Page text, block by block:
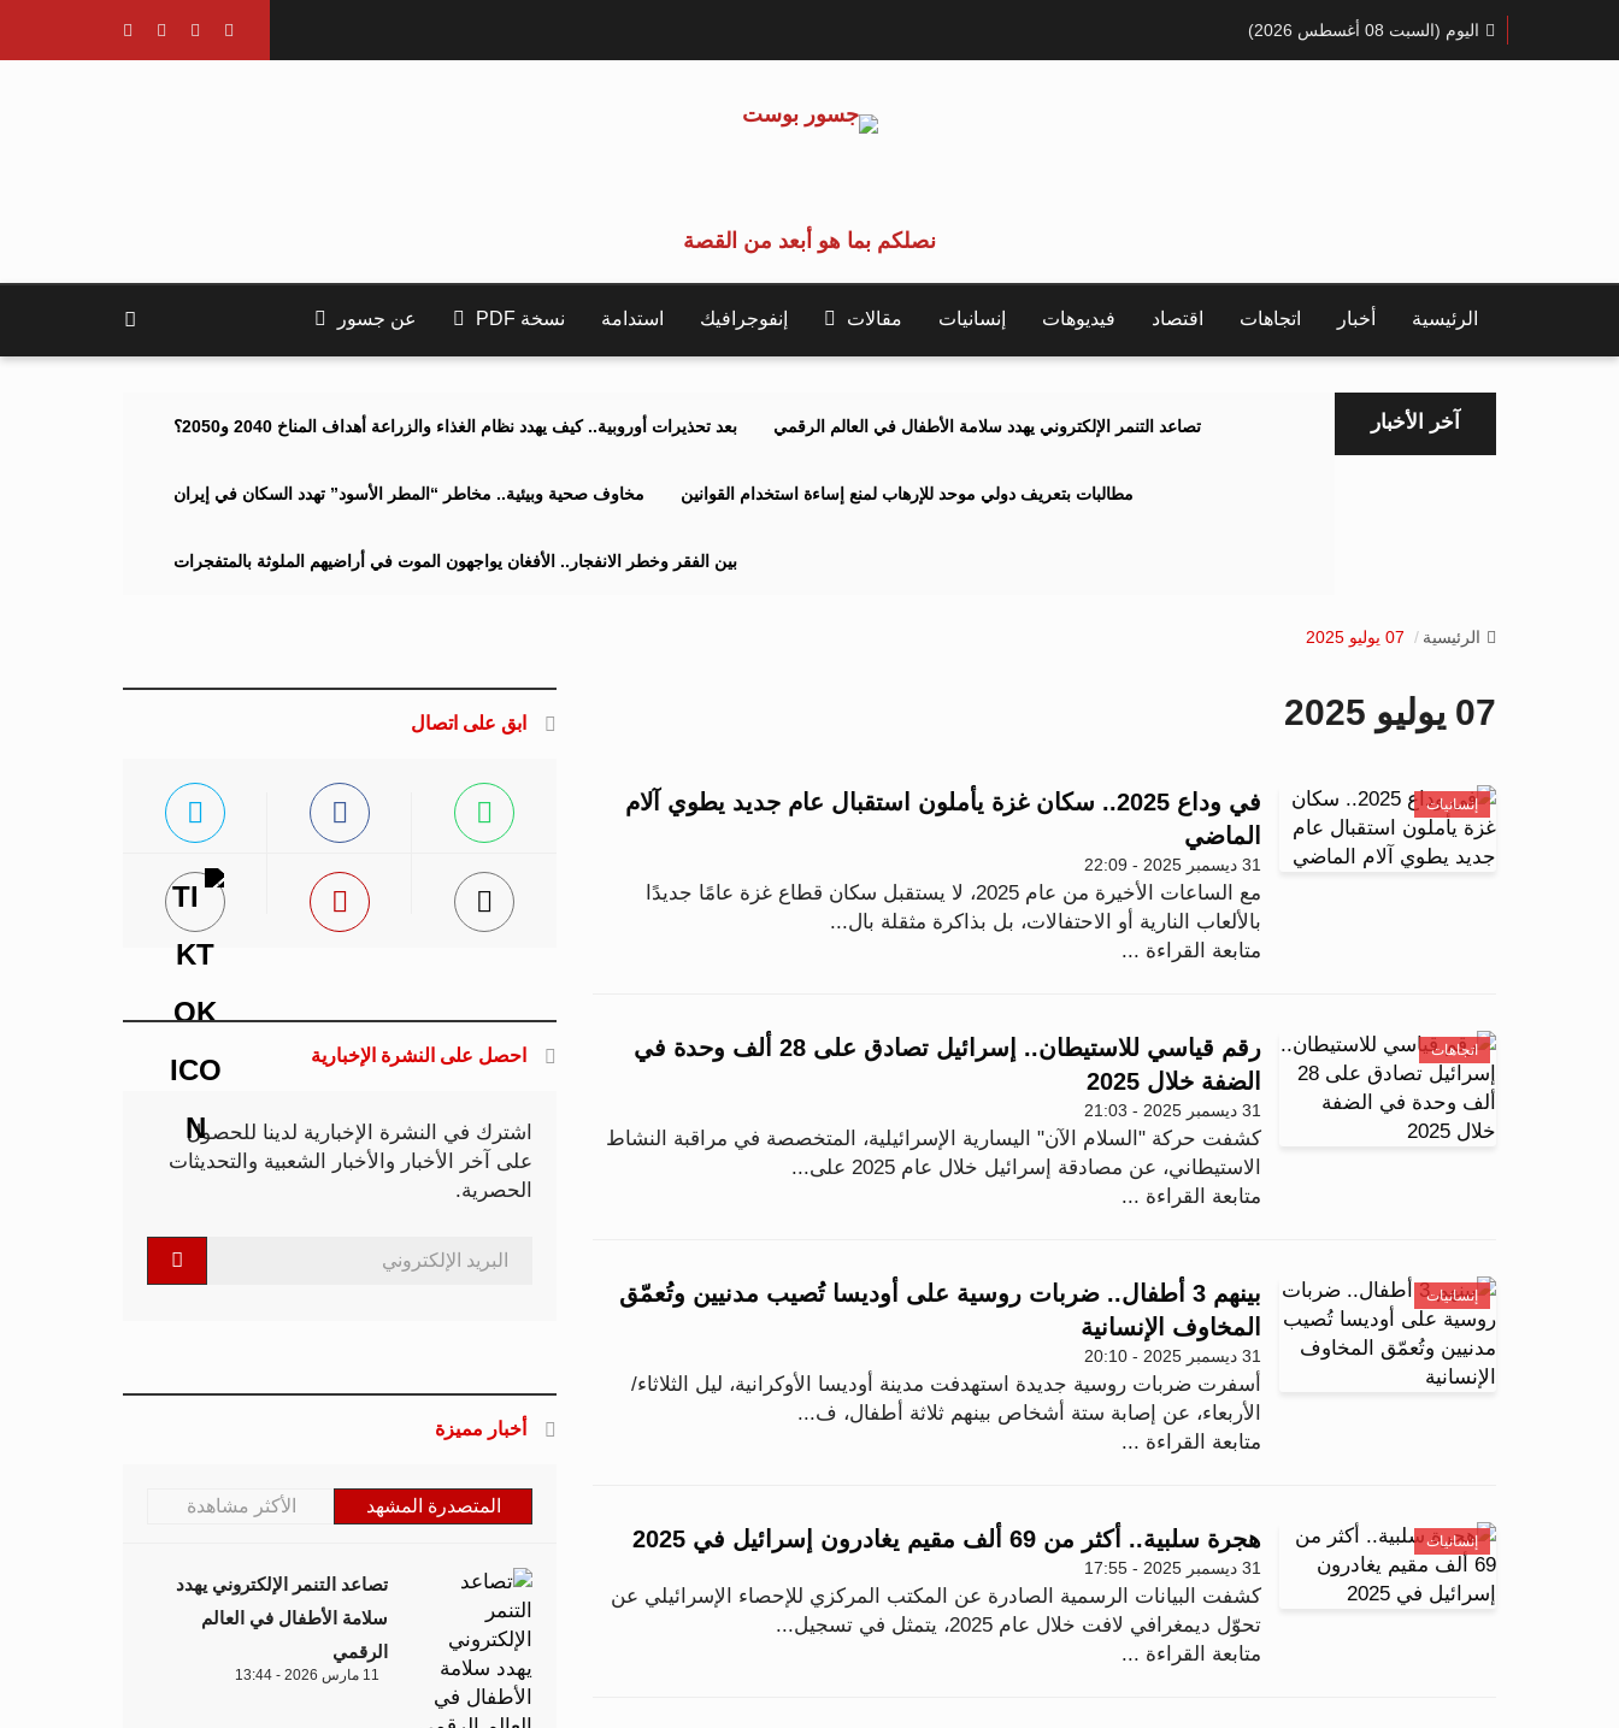
اليوم (السبت 08 أغسطس 2026)
نصلكم بما هو أبعد من القصة
الرئيسية أخبار اتجاهات اقتصاد فيديوهات إنسانيات مقالات إنفوجرافيك استدامة نسخة PDF عن جسور
آخر الأخبار بعد تحذيرات أوروبية.. كيف يهدد نظام الغذاء والزراعة أهداف المناخ 2040 و2050؟ تصاعد التنمر الإلكتروني يهدد سلامة الأطفال في العالم الرقمي
مخاوف صحية وبيئية.. مخاطر “المطر الأسود” تهدد السكان في إيران مطالبات بتعريف دولي موحد للإرهاب لمنع إساءة استخدام القوانين
بين الفقر وخطر الانفجار.. الأفغان يواجهون الموت في أراضيهم الملوثة بالمتفجرات
الرئيسية 07 يوليو 2025
07 يوليو 2025
إنسانيات
في وداع 2025.. سكان غزة يأملون استقبال عام جديد يطوي آلام
الماضي
31 ديسمبر 2025 - 22:09
مع الساعات الأخيرة من عام 2025، لا يستقبل سكان قطاع غزة عامًا جديدًا
بالألعاب النارية أو الاحتفالات، بل بذاكرة مثقلة بال...
متابعة القراءة ...
اتجاهات
رقم قياسي للاستيطان.. إسرائيل تصادق على 28 ألف وحدة في
الضفة خلال 2025
31 ديسمبر 2025 - 21:03
كشفت حركة "السلام الآن" اليسارية الإسرائيلية، المتخصصة في مراقبة النشاط
الاستيطاني، عن مصادقة إسرائيل خلال عام 2025 على...
متابعة القراءة ...
إنسانيات
بينهم 3 أطفال.. ضربات روسية على أوديسا تُصيب مدنيين وتُعمّق
المخاوف الإنسانية
31 ديسمبر 2025 - 20:10
أسفرت ضربات روسية جديدة استهدفت مدينة أوديسا الأوكرانية، ليل الثلاثاء/
الأربعاء، عن إصابة ستة أشخاص بينهم ثلاثة أطفال، ف...
متابعة القراءة ...
إنسانيات هجرة سلبية.. أكثر من 69 ألف مقيم يغادرون إسرائيل في 2025
31 ديسمبر 2025 - 17:55
كشفت البيانات الرسمية الصادرة عن المكتب المركزي للإحصاء الإسرائيلي عن
تحوّل ديمغرافي لافت خلال عام 2025، يتمثل في تسجيل...
متابعة القراءة ...
ابق على اتصال
احصل على النشرة الإخبارية
اشترك في النشرة الإخبارية لدينا للحصول
على آخر الأخبار والأخبار الشعبية والتحديثات
الحصرية.
أخبار مميزة
المتصدرة المشهد الأكثر مشاهدة
تصاعد التنمر الإلكتروني يهدد
سلامة الأطفال في العالم
الرقمي
11 مارس 2026 - 13:44